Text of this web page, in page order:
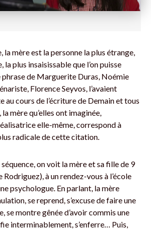
la mère est la personne la plus étrange,
plus insaisissable que l’on puisse
de Marguerite Duras, Noémie
Florence Seyvos, l’avaient
au cours de l’écriture de Demain et tous
mère qu’elles ont imaginée,
elle-même, correspond à
radicale de cette citation.
on voit la mère et sa fille de 9
à un rendez-vous à l’école
psychologue. En parlant, la mère
se reprend, s’excuse de faire une
se montre gênée d’avoir commis une
interminablement, s’enferre… Puis,